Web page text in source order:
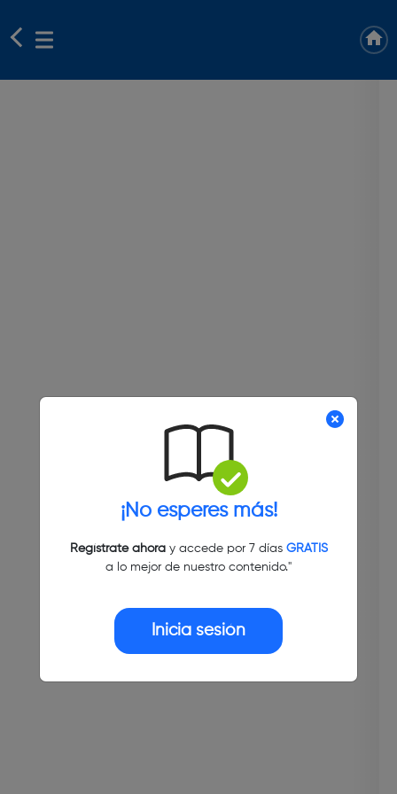
¡No esperes más!
Regístrate ahoray accede por 7 días GRATIS
a lo mejor de nuestro contenido."
Inicia sesión